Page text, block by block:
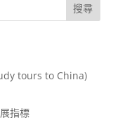
搜尋
tours to China)
指標